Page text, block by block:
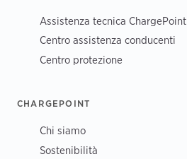
Assistenza tecnica ChargePoint
Centro assistenza conducenti
Centro protezione
CHARGEPOINT
Chi siamo
Sostenibilità